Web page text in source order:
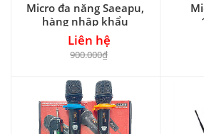
Micro đa năng Saeapu,
hàng nhập khẩu
Liên hệ
900.000₫